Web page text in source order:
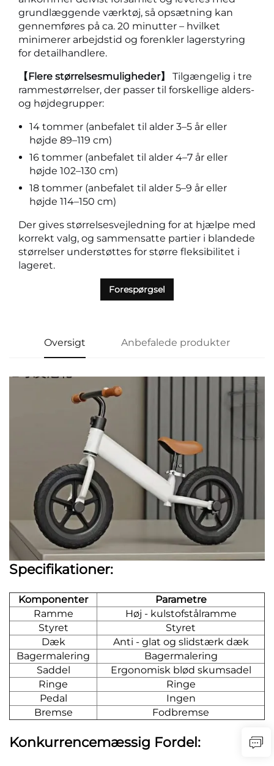
grundlæggende værktøj, så opsætning kan
gennemføres på ca. 20 minutter – hvilket
minimerer arbejdstid og forenkler lagerstyring
for detailhandlere.
【Flere størrelsesmuligheder】 Tilgængelig i tre
rammestørrelser, der passer til forskellige alders-
og højdegrupper:
14 tommer (anbefalet til alder 3–5 år eller
højde 89–119 cm)
16 tommer (anbefalet til alder 4–7 år eller
højde 102–130 cm)
18 tommer (anbefalet til alder 5–9 år eller
højde 114–150 cm)
Der gives størrelsesvejledning for at hjælpe med
korrekt valg, og sammensatte partier i blandede
størrelser understøttes for større fleksibilitet i
lageret.
Forespørgsel
Oversigt Anbefalede produkter
Specifikationer:
Komponenter
Parametre
Ramme
Høj - kulstofstålramme
Styret
Styret
Dæk
Anti - glat og slidstærk dæk
Bagermalering
Bagermalering
Saddel
Ergonomisk blød skumsadel
Ringe
Ringe
Pedal
Ingen
Bremse
Fodbremse
Konkurrencemæssig Fordel: